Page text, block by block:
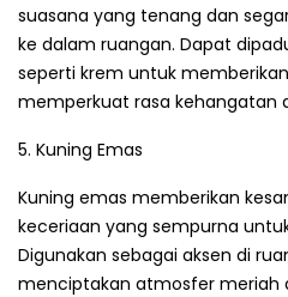
suasana yang tenang dan
ke dalam ruangan. Dapat
seperti krem untuk
memperkuat rasa kehangatan
5. Kuning Emas
Kuning emas memberikan
keceriaan yang sempurna
Digunakan sebagai aksen di
menciptakan atmosfer meriah